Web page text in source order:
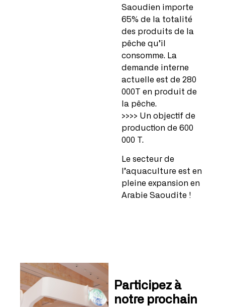
Saoudien importe
65% de la totalité
des produits de la
pêche qu’il
consomme. La
demande interne
actuelle est de 280
000T en produit de
la pêche.
>>>> Un objectif de
production de 600
000 T.
Le secteur de
l’aquaculture est en
pleine expansion en
Arabie Saoudite !
Participez à
notre prochain